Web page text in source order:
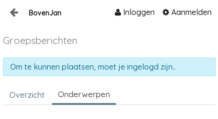
Inloggen Aanmelden
BovenJan
Home
Zoeken
Groepsberichten
Om te kunnen plaatsen, moet je ingelogd zijn..
Overzicht Onderwerpen
(anoniem)
aanbouw! Ben
benieuwd hoe dit eruit
29-1-24 16:18 | 252 Views |
(anoniem)